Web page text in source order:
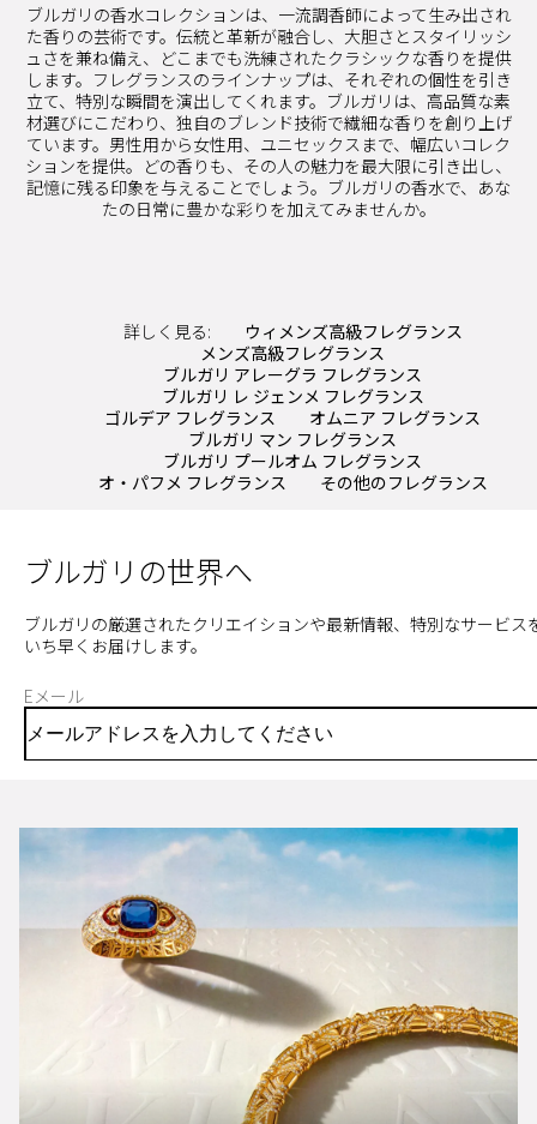
ブルガリの香水コレクションは、一流調香師によって生み出され
た香りの芸術です。伝統と革新が融合し、大胆さとスタイリッシ
ュさを兼ね備え、どこまでも洗練されたクラシックな香りを提供
します。フレグランスのラインナップは、それぞれの個性を引き
立て、特別な瞬間を演出してくれます。ブルガリは、高品質な素
材選びにこだわり、独自のブレンド技術で繊細な香りを創り上げ
ています。男性用から女性用、ユニセックスまで、幅広いコレク
ションを提供。どの香りも、その人の魅力を最大限に引き出し、
記憶に残る印象を与えることでしょう。ブルガリの香水で、あな
たの日常に豊かな彩りを加えてみませんか。
詳しく見る:
ウィメンズ高級フレグランス
メンズ高級フレグランス
ブルガリ アレーグラ フレグランス
ブルガリ レ ジェンメ フレグランス
ゴルデア フレグランス
オムニア フレグランス
ブルガリ マン フレグランス
ブルガリ プールオム フレグランス
オ・パフメ フレグランス
その他のフレグランス
ブルガリの世界へ
ブルガリの厳選されたクリエイションや最新情報、特別なサービス
いち早くお届けします。
Eメール